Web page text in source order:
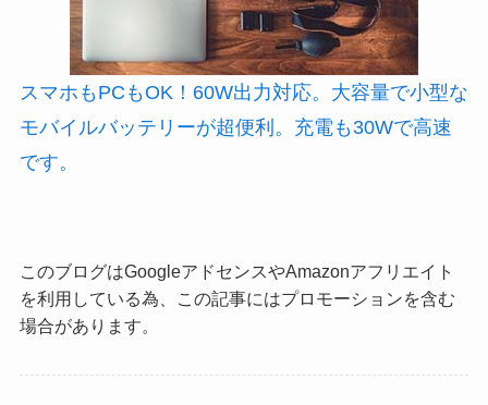
スマホもPCもOK！60W出力対応。大容量で小型な
モバイルバッテリーが超便利。充電も30Wで高速
です。
このブログはGoogleアドセンスやAmazonアフリエイト
を利用している為、この記事にはプロモーションを含む
場合があります。